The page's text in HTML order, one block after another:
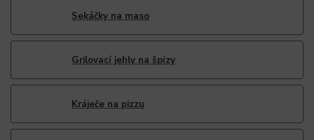
Sekáčky na maso
Grilovací jehly na špízy
Kráječe na pizzu